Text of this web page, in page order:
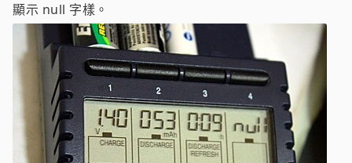
顯示 null 字樣。